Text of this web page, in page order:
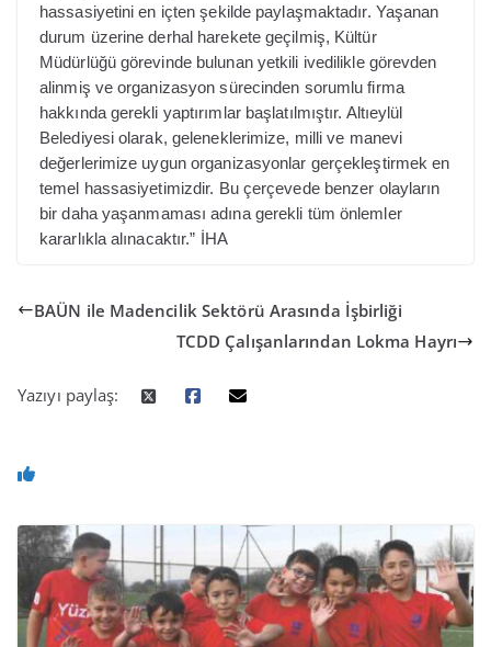
hassasiyetini en içten şekilde paylaşmaktadır. Yaşanan
durum üzerine derhal harekete geçilmiş, Kültür
Müdürlüğü görevinde bulunan yetkili ivedilikle görevden
alinmiş ve organizasyon sürecinden sorumlu firma
hakkında gerekli yaptırımlar başlatılmıştır. Altıeylül
Belediyesi olarak, geleneklerimize, milli ve manevi
değerlerimize uygun organizasyonlar gerçekleştirmek en
temel hassasiyetimizdir. Bu çerçevede benzer olayların
bir daha yaşanmaması adına gerekli tüm önlemler
kararlıkla alınacaktır.” İHA
BAÜN ile Madencilik Sektörü Arasında İşbirliği
TCDD Çalışanlarından Lokma Hayrı
Yazıyı paylaş: